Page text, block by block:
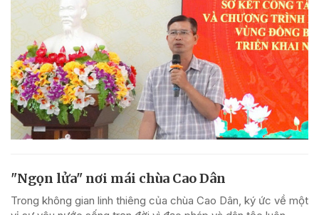
"Ngọn lửa" nơi mái chùa Cao Dân
Trong không gian linh thiêng của chùa Cao Dân, ký ức về một